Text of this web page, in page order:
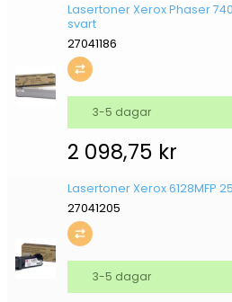
Lasertoner Xerox Phaser
svart
27041186
2 098,75 kr
3-5 dagar
Lasertoner Xerox 6128MFP
27041205
3-5 dagar